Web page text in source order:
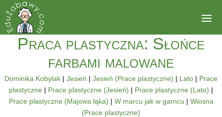
Praca plastyczna: Słońce
farbami malowane
Dominika Kobylak | Jesień | Jesień (Prace plastyczne) | Lato | Prace
plastyczne | Prace plastyczne (Jesień) | Prace plastyczne (Lato) |
Prace plastyczne (Majowa łąka) | W marcu jak w garncu | Wiosna
(Prace plastyczne)